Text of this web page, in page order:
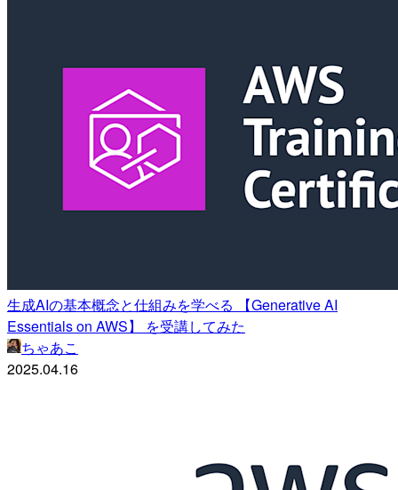
生成AIの基本概念と仕組みを学べる 【Generative AI
Essentials on AWS】 を受講してみた
ちゃあこ
2025.04.16